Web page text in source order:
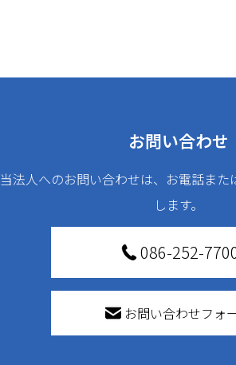
お問い合わせ
当法人へのお問い合わせは、お電話また
します。
086-252-
お問い合わせフォ